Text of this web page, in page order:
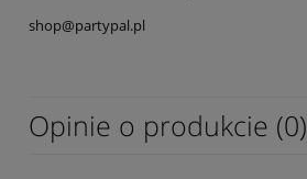
shop@partypal.pl
Opinie o produkcie (0)